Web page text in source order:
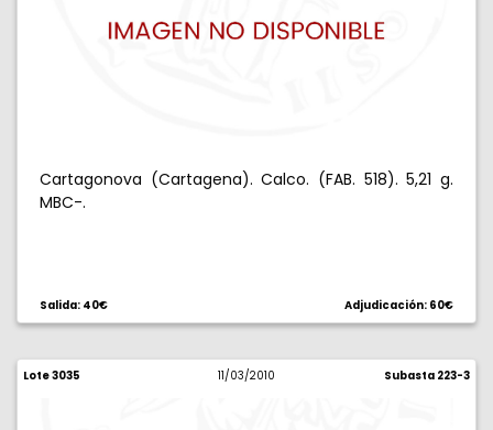
Cartagonova (Cartagena). Calco. (FAB. 518). 5,21 g.
MBC-.
Salida: 40€ Adjudicación: 60€
Lote 3035 11/03/2010 Subasta 223-3